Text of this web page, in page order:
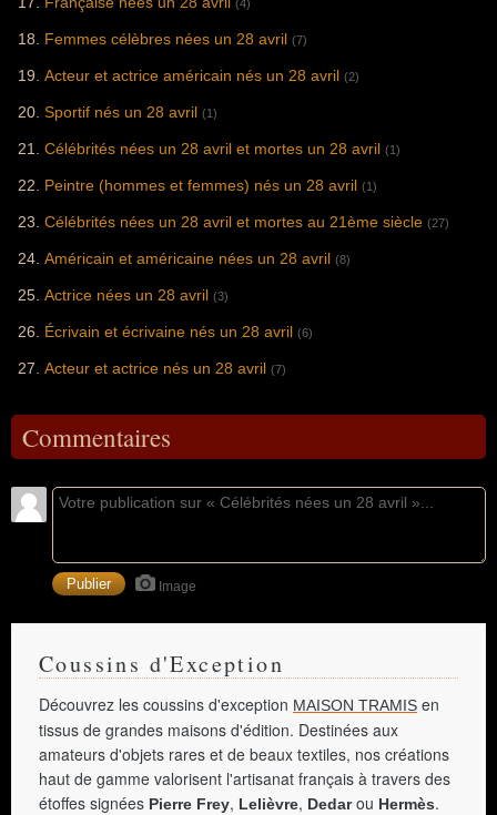
(4)
Femmes célèbres nées un 28 avril (7)
Acteur et actrice américain nés un 28 avril (2)
Sportif nés un 28 avril (1)
Célébrités nées un 28 avril et mortes un 28 avril (1)
Peintre (hommes et femmes) nés un 28 avril (1)
Célébrités nées un 28 avril et mortes au 21ème siècle (27)
Américain et américaine nées un 28 avril (8)
Actrice nées un 28 avril (3)
Écrivain et écrivaine nés un 28 avril (6)
Acteur et actrice nés un 28 avril (7)
Commentaires
Image
Coussins d'Exception
Découvrez les coussins d'exception MAISON TRAMIS en
tissus de grandes maisons d'édition. Destinées aux
amateurs d'objets rares et de beaux textiles, nos créations
haut de gamme valorisent l'artisanat français à travers des
étoffes signées Pierre Frey, Lelièvre, Dedarou Hermès.